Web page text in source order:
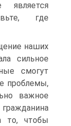
является
где
наших
сильное
смогут
про­блемы,
важное
то, чтобы